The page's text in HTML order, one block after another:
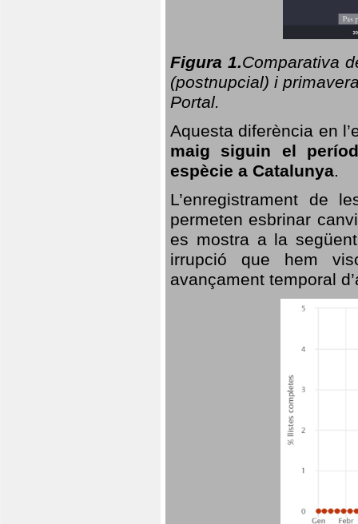
Figura 1.Comparativa
(postnupcial) i
Portal.
Aquesta diferència en
maig siguin el
espècie a Catalunya.
L’enregistrament de
permeten esbrinar
es mostra a la
irrupció que hem
avançament temporal